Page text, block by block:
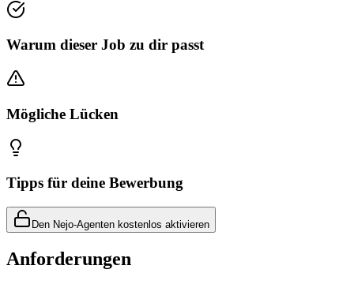
Warum dieser Job zu dir passt
Mögliche Lücken
Tipps für deine Bewerbung
Den Nejo-Agenten kostenlos aktivieren
Anforderungen